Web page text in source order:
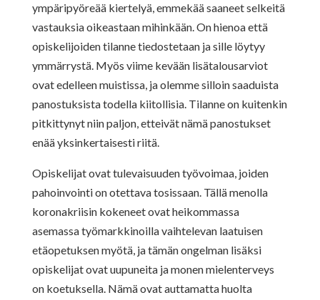
ympäripyöreää kiertelyä, emmekää saaneet selkeitä
vastauksia oikeastaan mihinkään. On hienoa että
opiskelijoiden tilanne tiedostetaan ja sille löytyy
ymmärrystä. Myös viime kevään lisätalousarviot
ovat edelleen muistissa, ja olemme silloin saaduista
panostuksista todella kiitollisia. Tilanne on kuitenkin
pitkittynyt niin paljon, etteivät nämä panostukset
enää yksinkertaisesti riitä.
Opiskelijat ovat tulevaisuuden työvoimaa, joiden
pahoinvointi on otettava tosissaan. Tällä menolla
koronakriisin kokeneet ovat heikommassa
asemassa työmarkkinoilla vaihtelevan laatuisen
etäopetuksen myötä, ja tämän ongelman lisäksi
opiskelijat ovat uupuneita ja monen mielenterveys
on koetuksella. Nämä ovat auttamatta huolta